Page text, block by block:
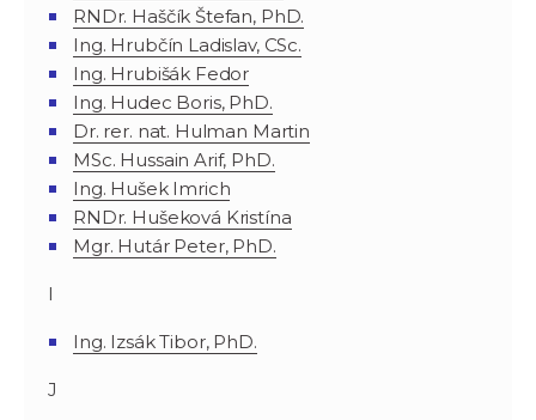
RNDr. Haščík Štefan, PhD.
Ing. Hrubčín Ladislav, CSc.
Ing. Hrubišák Fedor
Ing. Hudec Boris, PhD.
Dr. rer. nat. Hulman Martin
MSc. Hussain Arif, PhD.
Ing. Hušek Imrich
RNDr. Hušeková Kristína
Mgr. Hutár Peter, PhD.
I
Ing. Izsák Tibor, PhD.
J